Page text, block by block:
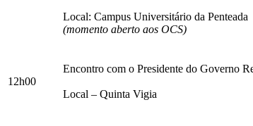
Local: Campus Universitário da Penteada
(momento aberto aos OCS)
12h00
Encontro com o Presidente do Governo
Local – Quinta Vigia